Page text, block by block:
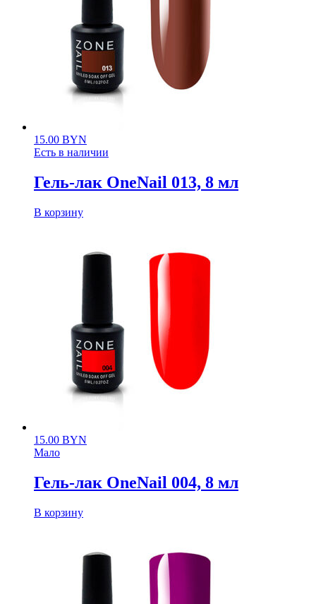
15.00 BYN
Есть в наличии
Гель-лак OneNail 013, 8 мл
В корзину
15.00 BYN
Мало
Гель-лак OneNail 004, 8 мл
В корзину